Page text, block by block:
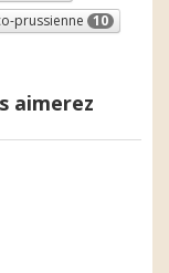
prussienne 10
aimerez